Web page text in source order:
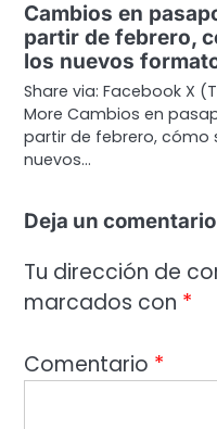
Cambios en
partir de febrero,
los nuevos
Share via: Facebook X
More Cambios en
partir de febrero, cómo
nuevos…
Deja un comentario
Tu dirección de
marcados con *
Comentario *